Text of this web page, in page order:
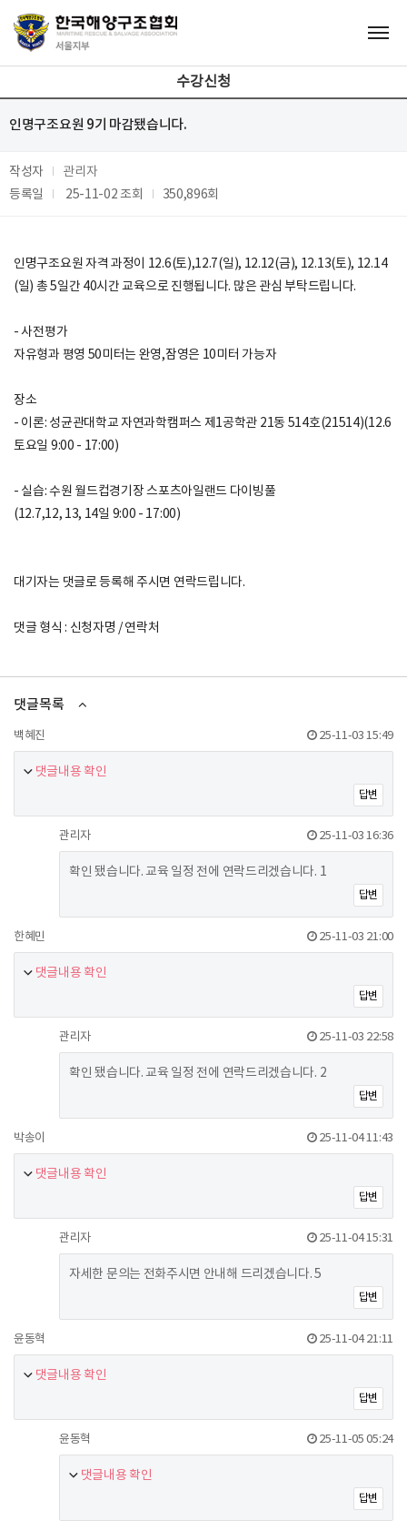
수강신청
인명구조요원 9기 마감됐습니다.
작성자
관리자
등록일
25-11-02조회 350,896회
인명구조요원 자격 과정이 12.6(토),12.7(일), 12.12(금), 12.13(토), 12.14
(일) 총 5일간 40시간 교육으로 진행됩니다. 많은 관심 부탁드립니다.
- 사전평가
자유형과 평영 50미터는 완영,잠영은 10미터 가능자
장소
- 이론: 성균관대학교 자연과학캠퍼스 제1공학관 21동 514호(21514)(12.6
토요일 9:00 - 17:00)
- 실습: 수원 월드컵경기장 스포츠아일랜드 다이빙풀
(12.7,12, 13, 14일 9:00 - 17:00)
대기자는 댓글로 등록해 주시면 연락드립니다.
댓글 형식 : 신청자명 / 연락처
댓글목록
백혜진 25-11-03 15:49
댓글내용 확인
답변
관리자 25-11-03 16:36
확인 됐습니다. 교육 일정 전에 연락드리겠습니다. 1
답변
한혜민 25-11-03 21:00
댓글내용 확인
답변
관리자 25-11-03 22:58
확인 됐습니다. 교육 일정 전에 연락드리겠습니다. 2
답변
박송이 25-11-04 11:43
댓글내용 확인
답변
관리자 25-11-04 15:31
자세한 문의는 전화주시면 안내해 드리겠습니다. 5
답변
윤동혁 25-11-04 21:11
댓글내용 확인
답변
윤동혁 25-11-05 05:24
댓글내용 확인
답변